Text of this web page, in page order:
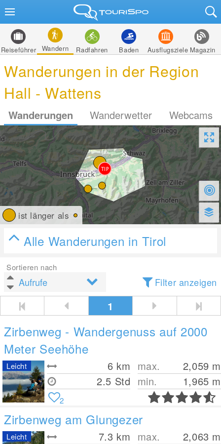
Reiseführer Wandern Radfahren Baden Ausflugsziele Magazin
Wanderungen in der Region
Hall - Wattens
Wanderungen Wanderwetter Webcams
ist länger als
Alle Wanderungen in Tirol
Sortieren nach
Filter anzeigen
1
Zirbenweg - Wandergenuss auf 2000
Meter Seehöhe
6 km
2.5 Std
max. 2,059 m
min.
1,965 m
Leicht
2
Zirbenweg am Glungezer
7.3 km max. 2,063 m
Leicht